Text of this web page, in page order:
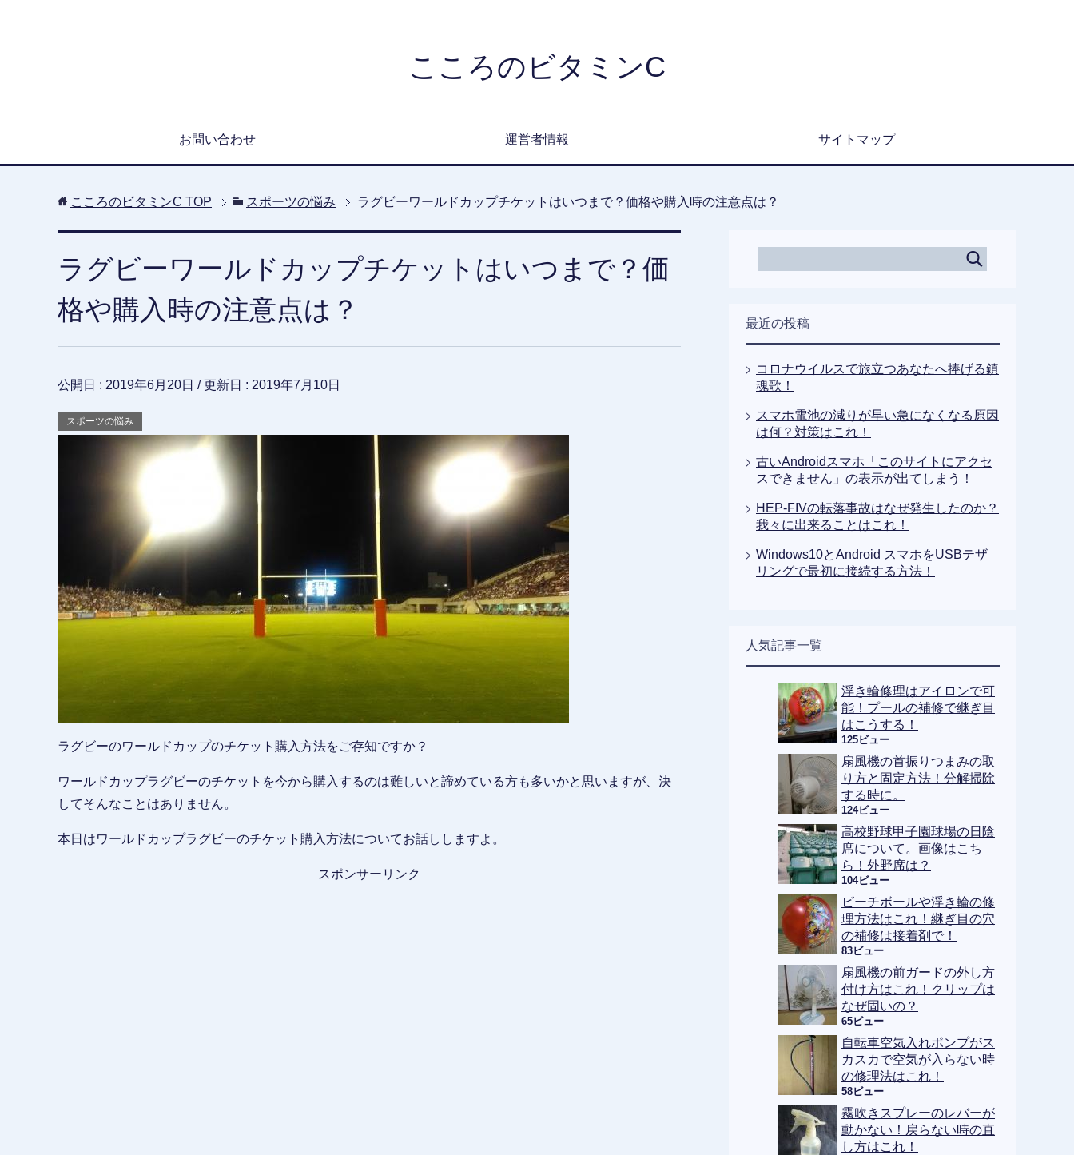
こころのビタミンC
お問い合わせ 運営者情報 サイトマップ
こころのビタミンC TOP スポーツの悩み ラグビーワールドカップチケットはいつまで？価格や購入時の注意点は？
ラグビーワールドカップチケットはいつまで？価
格や購入時の注意点は？
公開日 : 2019年6月20日 / 更新日 : 2019年7月10日
スポーツの悩み
ラグビーのワールドカップのチケット購入方法をご存知ですか？
ワールドカップラグビーのチケットを今から購入するのは難しいと諦めている方も多いかと思いますが、決
してそんなことはありません。
本日はワールドカップラグビーのチケット購入方法についてお話ししますよ。
スポンサーリンク
最近の投稿
コロナウイルスで旅立つあなたへ捧げる鎮
魂歌！
スマホ電池の減りが早い急になくなる原因
は何？対策はこれ！
古いAndroidスマホ「このサイトにアクセ
スできません」の表示が出てしまう！
HEP-FIVの転落事故はなぜ発生したのか？
我々に出来ることはこれ！
Windows10とAndroid スマホをUSBテザ
リングで最初に接続する方法！
人気記事一覧
浮き輪修理はアイロンで可
能！プールの補修で継ぎ目
はこうする！
125ビュー
扇風機の首振りつまみの取
り方と固定方法！分解掃除
する時に。
124ビュー
高校野球甲子園球場の日陰
席について。画像はこち
ら！外野席は？
104ビュー
ビーチボールや浮き輪の修
理方法はこれ！継ぎ目の穴
の補修は接着剤で！
83ビュー
扇風機の前ガードの外し方
付け方はこれ！クリップは
なぜ固いの？
65ビュー
自転車空気入れポンプがス
カスカで空気が入らない時
の修理法はこれ！
58ビュー
霧吹きスプレーのレバーが
動かない！戻らない時の直
し方はこれ！